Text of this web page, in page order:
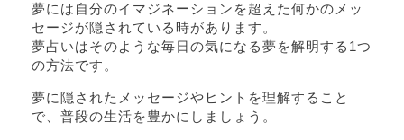
夢には自分のイマジネーションを超えた何かのメッ
セージが隠されている時があります。
夢占いはそのような毎日の気になる夢を解明する1つ
の方法です。
夢に隠されたメッセージやヒントを理解すること
で、普段の生活を豊かにしましょう。